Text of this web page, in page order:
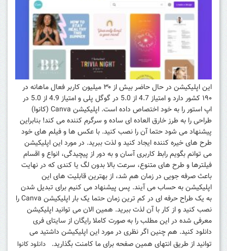
این اپلیکیشن در حال حاضر بیش از ۳۰ میلیون کاربر فعال ماهانه در
۱۹۰ کشور دارد و امتیاز 4.7 از 5.0 در گوگل پلی و امتیاز 4.9 از 5.0 در
اپ استور را به خود اختصاص داده است. اپلیکیشن Canva (کانوا)
طراحی را به طرز خارق العاده ای ساده و سرگرم کننده می‌ کند! بنابراین
پیشنهاد می‌ شود حتما آن را نصب کنید. با عکس‌ ها و فیلم‌ های خود
طرح‌ های خیره کننده ایجاد کنید و لذت ببرید. در مورد این اپلیکیشن
می‌ توانم بگویم رابط کاربری آسان و به دور از پیچیدگی، انواع و اقسام
فیلترها و طرح‌ های متنوع، سرعت بالا بدون لگ یا کندی که در نهایت
باعث صرفه‌ جویی در زمان هم شد، از بهترین قابلیت‌ های این
اپلیکیشن به حساب می‌ آیند. پس پیشنهاد می‌ کنیم برای تبدیل شدن
به یک طراح حرفه‌ ای در کم‌ ترین زمان حتما یک بار اپلیکیشن Canva را
نصب کنید و از کار با آن لذت ببرید. همین الان می توانید اپلیکیشن
معرفی شده در این مطلب را به صورت کاملا رایگان از سایتای فری
دانلود کنید. هم چنین اگر نظری در مورد این اپلیکیشن داشتید می
توانید از طریق انتهای همین صفحه برای ما کامنت بگذارید. دانلود کانوا